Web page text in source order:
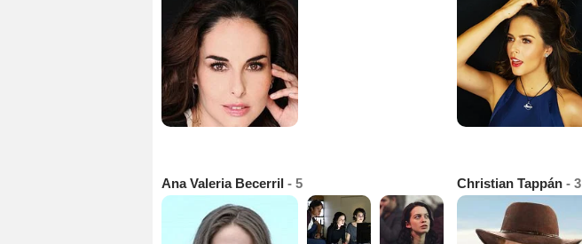
Ana Valeria Becerril - 5 Christian Tappán - 3